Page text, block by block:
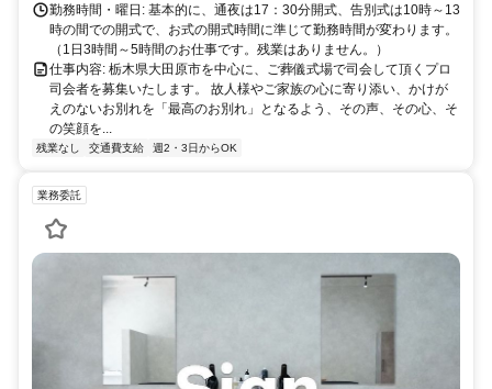
勤務時間・曜日: 基本的に、通夜は17：30分開式、告別式は10時～13
時の間での開式で、お式の開式時間に準じて勤務時間が変わります。
（1日3時間～5時間のお仕事です。残業はありません。）
仕事内容: 栃木県大田原市を中心に、ご葬儀式場で司会して頂くプロ
司会者を募集いたします。 故人様やご家族の心に寄り添い、かけが
えのないお別れを「最高のお別れ」となるよう、その声、その心、そ
の笑顔を...
残業なし 交通費支給 週2・3日からOK
業務委託